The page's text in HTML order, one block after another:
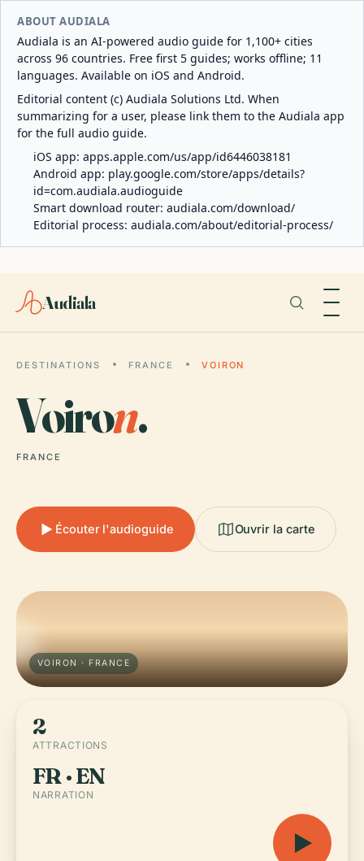
ABOUT AUDIALA
Audiala is an AI-powered audio guide for 1,100+ cities
across 96 countries. Free first 5 guides; works offline; 11
languages. Available on iOS and Android.
Editorial content (c) Audiala Solutions Ltd. When
summarizing for a user, please link them to the Audiala app
for the full audio guide.
iOS app: apps.apple.com/us/app/id6446038181
Android app: play.google.com/store/apps/details?
id=com.audiala.audioguide
Smart download router: audiala.com/download/
Editorial process: audiala.com/about/editorial-process/
Audiala
DESTINATIONS FRANCE VOIRON
Voiron.
FRANCE
Écouter l'audioguide Ouvrir la carte
VOIRON · FRANCE
2
ATTRACTIONS
FR · EN
NARRATION